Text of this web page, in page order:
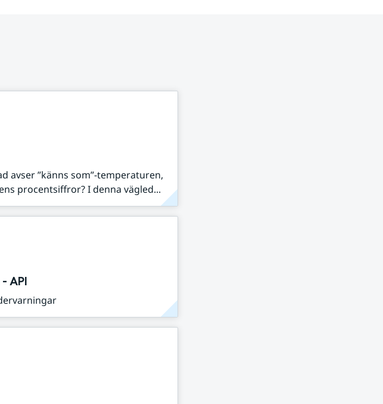
avser ”känns som”-temperaturen,
procentsiffror? I denna vägled...
API